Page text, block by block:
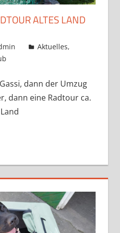
ALTES LAND
Aktuelles,
dann der Umzug
dann eine Radtour ca.